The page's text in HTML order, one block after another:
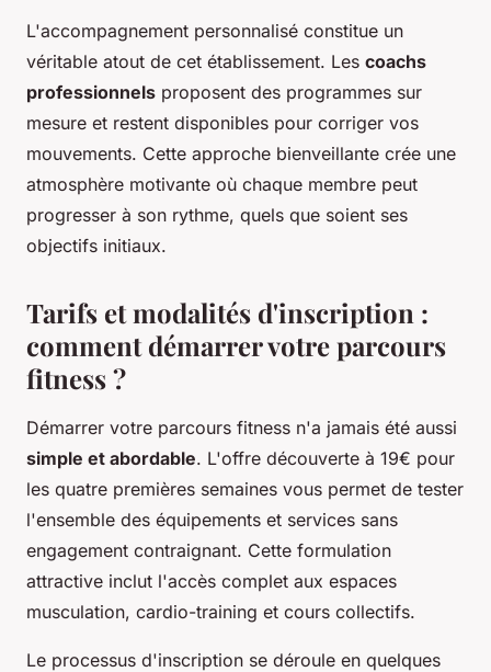
L'accompagnement personnalisé constitue un
véritable atout de cet établissement. Les coachs
professionnels proposent des programmes sur
mesure et restent disponibles pour corriger vos
mouvements. Cette approche bienveillante crée une
atmosphère motivante où chaque membre peut
progresser à son rythme, quels que soient ses
objectifs initiaux.
Tarifs et modalités d'inscription :
comment démarrer votre parcours
fitness ?
Démarrer votre parcours fitness n'a jamais été aussi
simple et abordable. L'offre découverte à 19€ pour
les quatre premières semaines vous permet de tester
l'ensemble des équipements et services sans
engagement contraignant. Cette formulation
attractive inclut l'accès complet aux espaces
musculation, cardio-training et cours collectifs.
Le processus d'inscription se déroule en quelques